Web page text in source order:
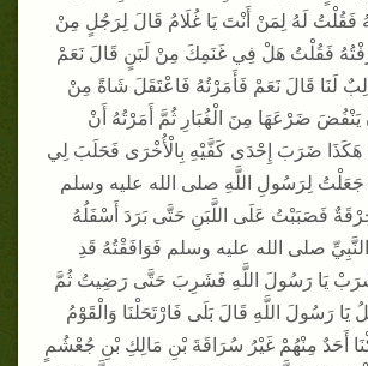
فَقُلْتُ لَهُ لِمَنْ أَنْتَ يَا غُلَامُ قَالَ لِرَجُلٍ مِنْ
فَقُلْتُ هَلْ فِي غَنَمِكَ مِنْ لَبَنٍ قَالَ نَعَمْ
لَنَا قَالَ نَعَمْ فَأَمَرْتُهُ فَاعْتَقَلَ شَاةً مِنْ
يَنْفُضَ ضَرْعَهَا مِنَ الْغُبَارِ ثُمَّ أَمَرْتُهُ أَنْ
هَكَذَا ضَرَبَ إِحْدَى كَفَّيْهِ بِالْأُخْرَى فَحَلَبَ لِي
جَعَلْتُ لِرَسُولِ اللَّهِ صلى الله عليه وسلم
فَصَبَبْتُ عَلَى اللَّبَنِ حَتَّى بَرَدَ أَسْفَلُهُ
صلى الله عليه وسلم فَوَافَقْتُهُ قَدِ
يَا رَسُولَ اللَّهِ فَشَرِبَ حَتَّى رَضِيتُ ثُمَّ
يَا رَسُولَ اللَّهِ قَالَ بَلَى فَارْتَحَلْنَا وَالْقَوْمُ
أَحَدٌ مِنْهُمْ غَيْرُ سُرَاقَةَ بْنِ مَالِكِ بْنِ جُعْشُمٍ